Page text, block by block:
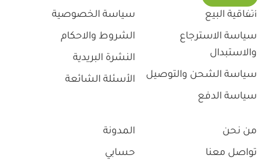
اتفاقية البيع
سياسة الاسترجاع
والاستبدال
سياسة الشحن والتوصيل
سياسة الدفع
سياسة الخصوصية
الشروط والاحكام
النشرة البريدية
الأسئلة الشائعة
من نحن
تواصل معنا
المدونة
حسابي